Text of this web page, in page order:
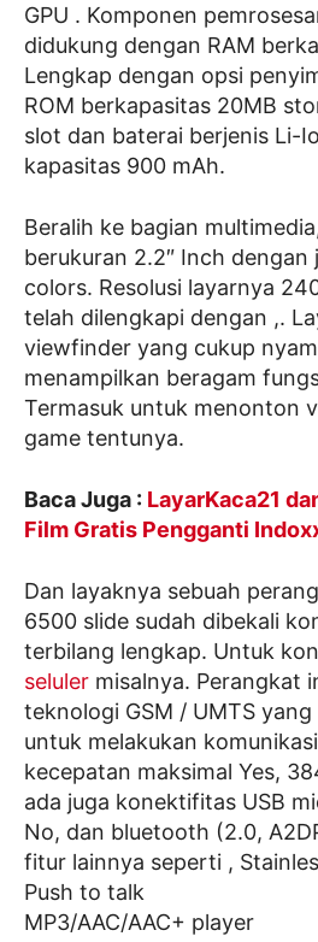
GPU . Komponen
didukung dengan RAM
Lengkap dengan opsi
ROM berkapasitas 20MB
slot dan baterai berjenis Li-
kapasitas 900 mAh.
Beralih ke bagian
berukuran 2.2″ Inch dengan
colors. Resolusi layarnya
telah dilengkapi dengan ,.
viewfinder yang cukup
menampilkan beragam
Termasuk untuk menonton
game tentunya.
Baca Juga : LayarKaca21
Film Gratis Pengganti
Dan layaknya sebuah
6500 slide sudah dibekali
terbilang lengkap. Untuk
seluler misalnya. Perangkat
teknologi GSM / UMTS
untuk melakukan
kecepatan maksimal Yes,
ada juga konektifitas USB
No, dan bluetooth (2.0,
fitur lainnya seperti ,
Push to talk
MP3/AAC/AAC+ player